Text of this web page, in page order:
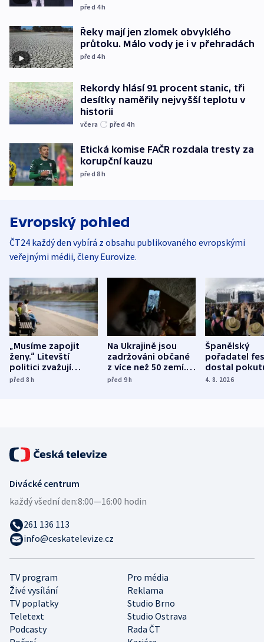
před 4h
Řeky mají jen zlomek obvyklého
průtoku. Málo vody je i v přehradách
před 4h
Rekordy hlásí 91 procent stanic, tři
desítky naměřily nejvyšší teplotu v
historii
včera před 4h
Etická komise FAČR rozdala tresty za
korupční kauzu
před 8h
Evropský pohled
ČT24 každý den vybírá z obsahu publikovaného evropskými
veřejnými médii, členy Eurovize.
„Musíme zapojit
ženy.“ Litevští
politici zvažují
dohodu o
před 8h
Na Ukrajině jsou
zadržováni občané
z více než 50 zemí.
Bojovali na straně
před 9h
Španělský
pořadatel
dostal
nekalé
4. 8. 2026
TV program
Pro média
Živé vysílání
Reklama
TV poplatky
Studio Brno
Teletext
Studio Ostrava
Podcasty
Rada ČT
Divácké centrum
každý všední den:8:00—16:00 hodin
261 136 113
info@ceskatelevize.cz